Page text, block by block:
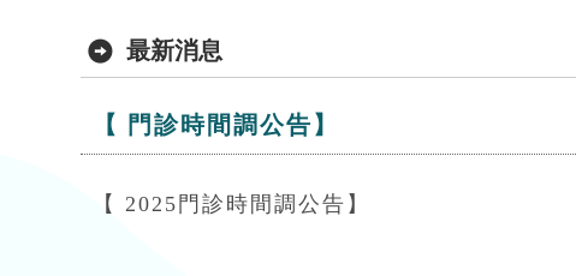
最新消息
【 門診時間調公告】
【 2025門診時間調公告】